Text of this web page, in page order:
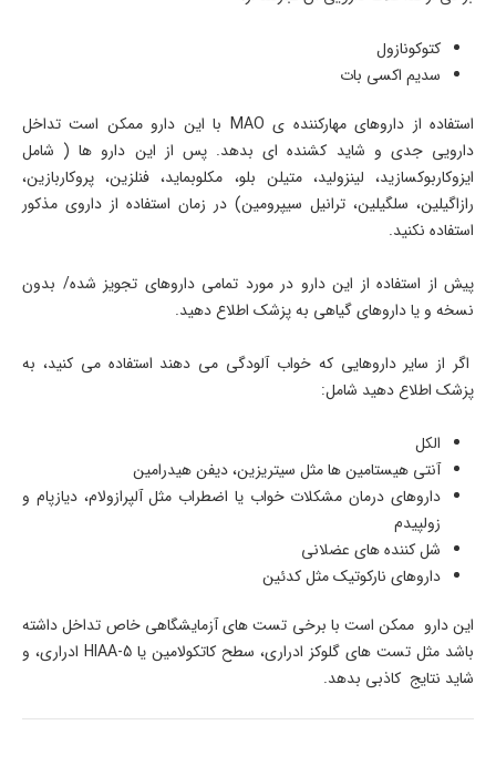
کتوکونازول
سدیم اکسی بات
استفاده از داروهای مهارکننده ی MAO با این دارو ممکن است تداخل
دارویی جدی و شاید کشنده ای بدهد. پس از این دارو ها ( شامل
ایزوکاربوکسازید، لینزولید، متیلن بلو، مکلوبماید، فنلزین، پروکاربازین،
رازاگیلین، سلگیلین، ترانیل سیپرومین) در زمان استفاده از داروی مذکور
استفاده نکنید.
پیش از استفاده از این دارو در مورد تمامی داروهای تجویز شده/ بدون
نسخه و یا داروهای گیاهی به پزشک اطلاع دهید.
اگر از سایر داروهایی که خواب آلودگی می دهند استفاده می کنید، به
پزشک اطلاع دهید شامل:
الکل
آنتی هیستامین ها مثل سیتریزین، دیفن هیدرامین
داروهای درمان مشکلات خواب یا اضطراب مثل آلپرازولام، دیازپام و
زولپیدم
شل کننده های عضلانی
داروهای نارکوتیک مثل کدئین
این دارو ممکن است با برخی تست های آزمایشگاهی خاص تداخل داشته
باشد مثل تست های گلوکز ادراری، سطح کاتکولامین یا 5-HIAA ادراری، و
شاید نتایج کاذبی بدهد.